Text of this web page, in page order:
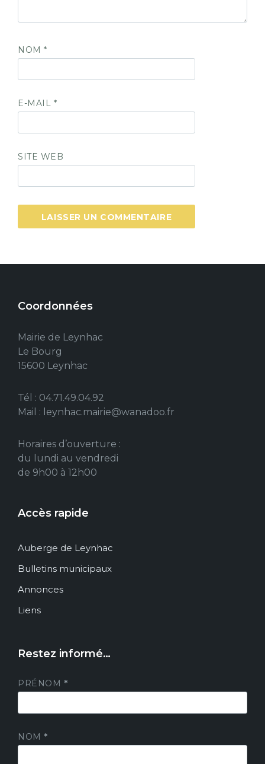
NOM*
E-MAIL *
SITE WEB
Coordonnées
Mairie de Leynhac
Le Bourg
15600 Leynhac
Tél : 04.71.49.04.92
Mail : leynhac.mairie@wanadoo.fr
Horaires d’ouverture :
du lundi au vendredi
de 9h00 à 12h00
Accès rapide
Auberge de Leynhac
Bulletins municipaux
Annonces
Liens
Restez informé…
PRÉNOM *
NOM *